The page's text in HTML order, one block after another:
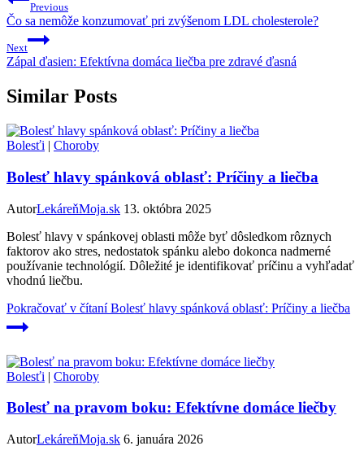
Previous
Čo sa nemôže konzumovať pri zvýšenom LDL cholesterole?
Next
Zápal ďasien: Efektívna domáca liečba pre zdravé ďasná
Similar Posts
Bolesťi | Choroby
Bolesť hlavy spánková oblasť: Príčiny a liečba
AutorLekáreňMoja.sk 13. októbra 2025
Bolesť hlavy v spánkovej oblasti môže byť dôsledkom rôznych
faktorov ako stres, nedostatok spánku alebo dokonca nadmerné
používanie technológií. Dôležité je identifikovať príčinu a vyhľadať
vhodnú liečbu.
Pokračovať v čítaníBolesť hlavy spánková oblasť: Príčiny a liečba
Bolesťi | Choroby
Bolesť na pravom boku: Efektívne domáce liečby
AutorLekáreňMoja.sk 6. januára 2026